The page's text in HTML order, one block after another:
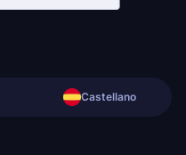
Castellano